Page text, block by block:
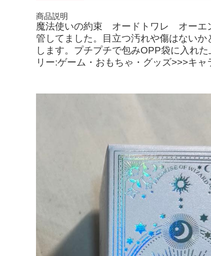
商品説明
魔法使いの約束 オードトワレ オーエ
管してました。目立つ汚れや傷はない
します。プチプチで包みOPP袋に入れ
リー:ゲーム・おもちゃ・グッズ>>>キ